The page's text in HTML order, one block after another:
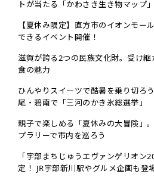
トが当たる「かわさき生き物マップ
【夏休み限定】直方市のイオンモー
できるイベント開催！
滋賀が誇る2つの民族文化財。受け継
食の魅力
ひんやりスイーツで酷暑を乗り切ろ
尾・碧南で「三河のかき氷総選挙」
親子で楽しめる「夏休みの大冒険」
プラリーで市内を巡ろう
「宇部まちじゅうエヴァンゲリオン
定！ JR宇部新川駅やグルメ企画も登